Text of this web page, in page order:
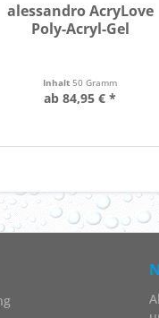
alessandro AcryLove
Poly-Acryl-Gel
Inhalt50 Gramm
ab 84,95 € *